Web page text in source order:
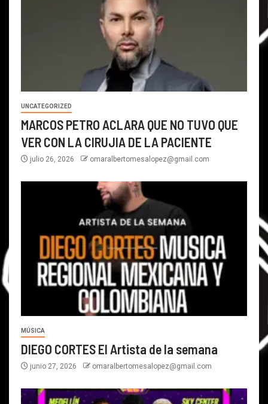
UNCATEGORIZED
MARCOS PETRO ACLARA QUE NO TUVO QUE
VER CON LA CIRUJIA DE LA PACIENTE
julio 26, 2026 omaralbertomesalopez@gmail.com
MÚSICA
DIEGO CORTES El Artista de la semana
junio 27, 2026 omaralbertomesalopez@gmail.com